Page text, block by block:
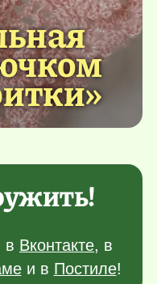
в Вконтакте, в
и в Постиле!